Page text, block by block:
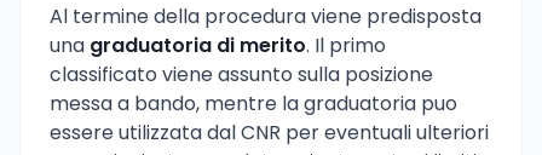
Al termine della procedura viene predisposta
una graduatoria di merito. Il primo
classificato viene assunto sulla posizione
messa a bando, mentre la graduatoria puo
essere utilizzata dal CNR per eventuali ulteriori